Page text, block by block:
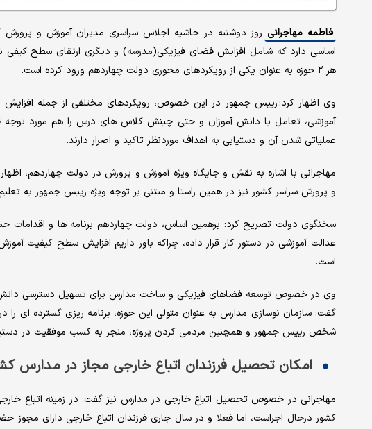
فاطمه مهاجرانی
اساسی دارد که شامل افزایش فضای فیزیکی(مدرسه) و دیگری ارتقای سطح
هر ۲ حوزه به عنوان یکی از رویکردهای محوری دولت چهاردهم ورود کرده است.
وی اظهار کرد: رییس جمهور در این خصوص، رویکردهای مختلفی از جمله افزایش
آموزشی، تعامل با دانش آموزان و حتی چینش کلاس های درس را هم مورد توجه
عملیاتی شدن آن و دستیابی به اهداف موردنظر تاکید و اصرار دارند.
مهاجرانی با اشاره به نقش و جایگاه ویژه آموزش و پرورش در دولت چهاردهم،
و پرورش سراسر کشور نیز در همین راستا و مبتنی بر توجه ویژه رییس جمهور به
سخنگوی دولت تصریح کرد: برهمین اساس، دولت چهاردهم برنامه ها و اقدامات
عدالت آموزشی در دستور کار قرار داده، چراکه باور داریم افزایش سطح کیفیت
است.
وی در خصوص توسعه فضاهای فیزیکی و ساخت مدارس برای تسهیل دسترسی دانش
گفت: سازمان نوسازی مدارس به عنوان متولی این حوزه، برنامه ریزی گسترده ای را
شخص رییس جمهور و همچنین مردمی کردن پروژه، منجر به کسب موفقیت در
امکان تحصیل فرزندان اتباع خارجی مجاز در مدارس
مهاجرانی در خصوص تحصیل اتباع خارجی در مدارس نیز گفت: در زمینه اتباع
کشور درحال اجراست، اما فعلا و در سال جاری فرزندان اتباع خارجی دارای